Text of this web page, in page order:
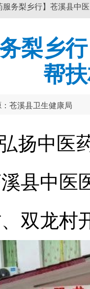
服务梨乡行】苍溪县中
务梨乡
帮
苍溪县卫生健康局
扬中医
县中医
双龙村